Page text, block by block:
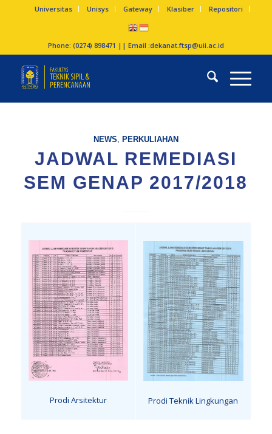
Universitas Unisys Gateway Klasiber Repositori
Phone: (0274) 898471 || Email :dekanat.ftsp@uii.ac.id
NEWS, PERKULIAHAN
JADWAL REMEDIASI
SEM GENAP 2017/2018
Prodi Arsitektur Prodi Teknik Lingkungan